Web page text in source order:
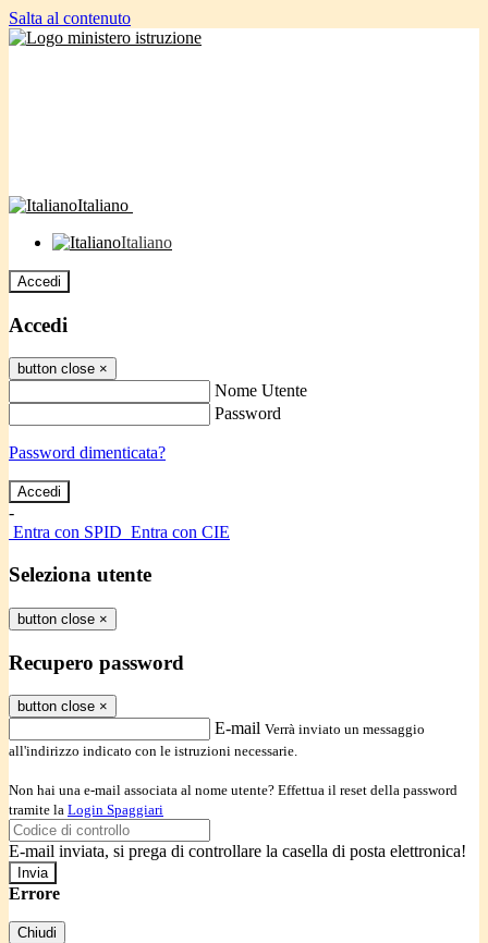
Salta al contenuto
Italiano
Italiano
Accedi
Accedi
button close ×
Nome Utente
Password
Password dimenticata?
-
Entra con SPID Entra con CIE
Seleziona utente
button close ×
Recupero password
button close ×
E-mail Verrà inviato un messaggio
all'indirizzo indicato con le istruzioni necessarie.
Non hai una e-mail associata al nome utente? Effettua il reset della password
tramite la Login Spaggiari
E-mail inviata, si prega di controllare la casella di posta elettronica!
Errore
Chiudi